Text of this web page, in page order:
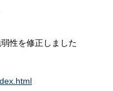
性を修正しました